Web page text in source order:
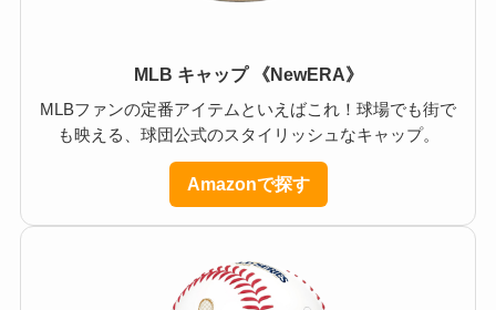
MLB キャップ 《NewERA》
MLBファンの定番アイテムといえばこれ！球場でも街で
も映える、球団公式のスタイリッシュなキャップ。
Amazonで探す